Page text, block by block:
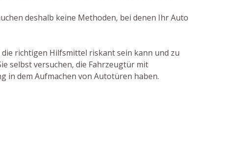
deshalb keine Methoden, bei denen Ihr Auto
richtigen Hilfsmittel riskant sein kann und zu
selbst versuchen, die Fahrzeugtür mit
in dem Aufmachen von Autotüren haben.